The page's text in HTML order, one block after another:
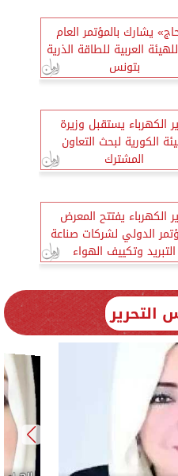
يشارك بالمؤتمر العام
الـ35 للهيئة العربية للطاقة الذرية
بتونس
الكهرباء يستقبل وزيرة
الكورية لبحث التعاون
المشترك
الكهرباء يفتتح المعرض
الدولي لشركات صناعة
التبريد وتكييف الهواء
التحرير